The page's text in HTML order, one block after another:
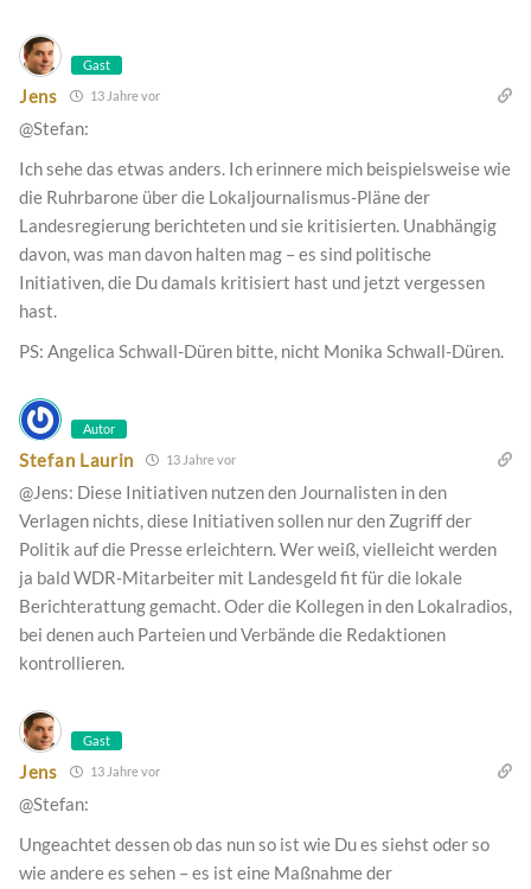
Gast
Jens 13 Jahre vor
@Stefan:
Ich sehe das etwas anders. Ich erinnere mich beispielsweise wie
die Ruhrbarone über die Lokaljournalismus-Pläne der
Landesregierung berichteten und sie kritisierten. Unabhängig
davon, was man davon halten mag – es sind politische
Initiativen, die Du damals kritisiert hast und jetzt vergessen
hast.
PS: Angelica Schwall-Düren bitte, nicht Monika Schwall-Düren.
Autor
Stefan Laurin 13 Jahre vor
@Jens: Diese Initiativen nutzen den Journalisten in den
Verlagen nichts, diese Initiativen sollen nur den Zugriff der
Politik auf die Presse erleichtern. Wer weiß, vielleicht werden
ja bald WDR-Mitarbeiter mit Landesgeld fit für die lokale
Berichterattung gemacht. Oder die Kollegen in den Lokalradios,
bei denen auch Parteien und Verbände die Redaktionen
kontrollieren.
Gast
Jens 13 Jahre vor
@Stefan:
Ungeachtet dessen ob das nun so ist wie Du es siehst oder so
wie andere es sehen – es ist eine Maßnahme der